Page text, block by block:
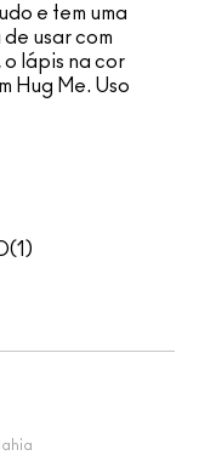
e tem uma
usar com
o lápis na cor
Hug Me. Uso
1